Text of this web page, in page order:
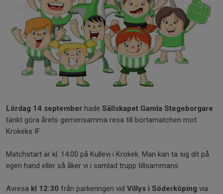
Lördag 14 september hade Sällskapet Gamla Stegeborgare
tänkt göra årets gemensamma resa till bortamatchen mot
Krokeks IF.
Matchstart är kl. 14:00 på Kullevi i Krokek. Man kan ta sig dit på
egen hand eller så åker vi i samlad trupp tillsammans.
Avresa kl 12:30 från parkeringen vid Villys i Söderköping via